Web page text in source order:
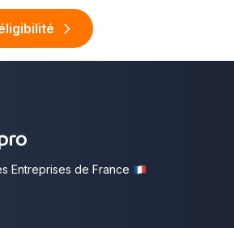
Entreprises de France